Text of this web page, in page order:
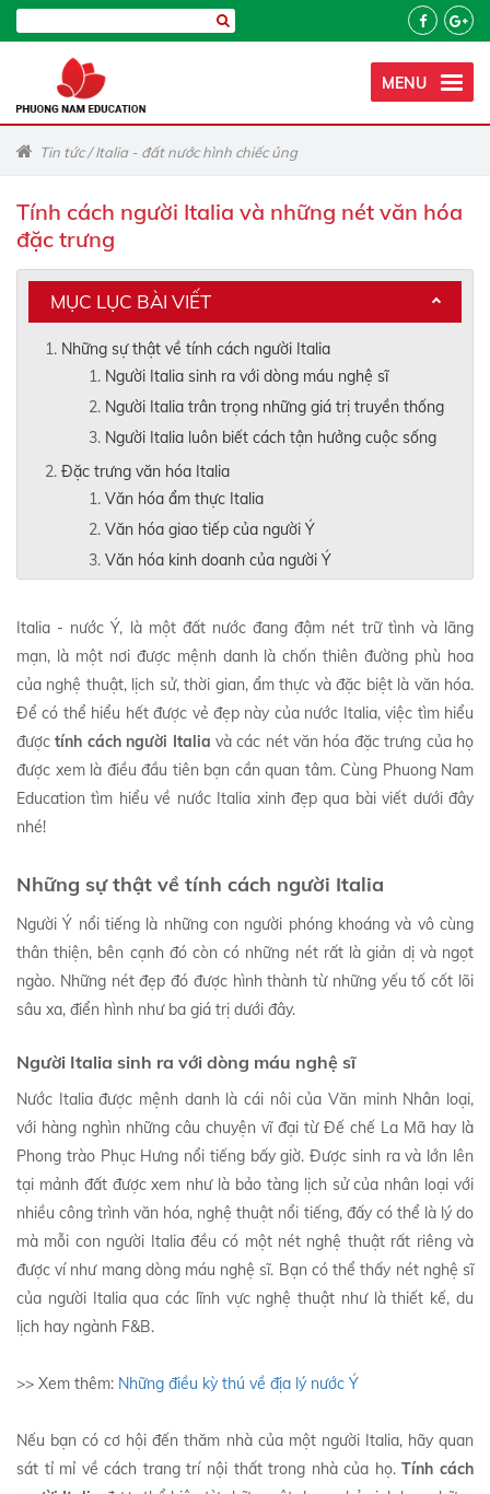
MENU
Tin tức/Italia - đất nước hình chiếc ủng
Tính cách người Italia và những nét văn hóa
đặc trưng
MỤC LỤC BÀI VIẾT
Những sự thật về tính cách người Italia
Người Italia sinh ra với dòng máu nghệ sĩ
Người Italia trân trọng những giá trị truyền thống
Người Italia luôn biết cách tận hưởng cuộc sống
Đặc trưng văn hóa Italia
Văn hóa ẩm thực Italia
Văn hóa giao tiếp của người Ý
Văn hóa kinh doanh của người Ý
Italia - nước Ý, là một đất nước đang đậm nét trữ tình và lãng
mạn, là một nơi được mệnh danh là chốn thiên đường phù hoa
của nghệ thuật, lịch sử, thời gian, ẩm thực và đặc biệt là văn hóa.
Để có thể hiểu hết được vẻ đẹp này của nước Italia, việc tìm hiểu
đượctính cách người Italia và các nét văn hóa đặc trưng của họ
được xem là điều đầu tiên bạn cần quan tâm. Cùng Phuong Nam
Education tìm hiểu về nước Italia xinh đẹp qua bài viết dưới đây
nhé!
Những sự thật về tính cách người Italia
Người Ý nổi tiếng là những con người phóng khoáng và vô cùng
thân thiện, bên cạnh đó còn có những nét rất là giản dị và ngọt
ngào. Những nét đẹp đó được hình thành từ những yếu tố cốt lõi
sâu xa, điển hình như ba giá trị dưới đây.
Người Italia sinh ra với dòng máu nghệ sĩ
Nước Italia được mệnh danh là cái nôi của Văn minh Nhân loại,
với hàng nghìn những câu chuyện vĩ đại từ Đế chế La Mã hay là
Phong trào Phục Hưng nổi tiếng bấy giờ. Được sinh ra và lớn lên
tại mảnh đất được xem như là bảo tàng lịch sử của nhân loại với
nhiều công trình văn hóa, nghệ thuật nổi tiếng, đấy có thể là lý do
mà mỗi con người Italia đều có một nét nghệ thuật rất riêng và
được ví như mang dòng máu nghệ sĩ. Bạn có thể thấy nét nghệ sĩ
của người Italia qua các lĩnh vực nghệ thuật như là thiết kế, du
lịch hay ngành F&B.
>> Xem thêm: Những điều kỳ thú về địa lý nước Ý
Nếu bạn có cơ hội đến thăm nhà của một người Italia, hãy quan
sát tỉ mỉ về cách trang trí nội thất trong nhà của họ.Tính cách